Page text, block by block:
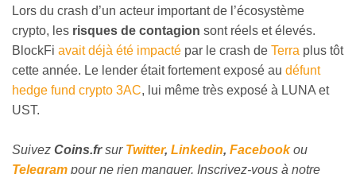
Lors du crash d’un acteur important de l’écosystème
crypto, les risques de contagion sont réels et élevés.
BlockFi avait déjà été impacté par le crash de Terra plus tôt
cette année. Le lender était fortement exposé au défunt
hedge fund crypto 3AC, lui même très exposé à LUNA et
UST.
Suivez Coins.frsur Twitter, Linkedin, Facebookou
Telegram pour ne rien manquer. Inscrivez-vous à notre